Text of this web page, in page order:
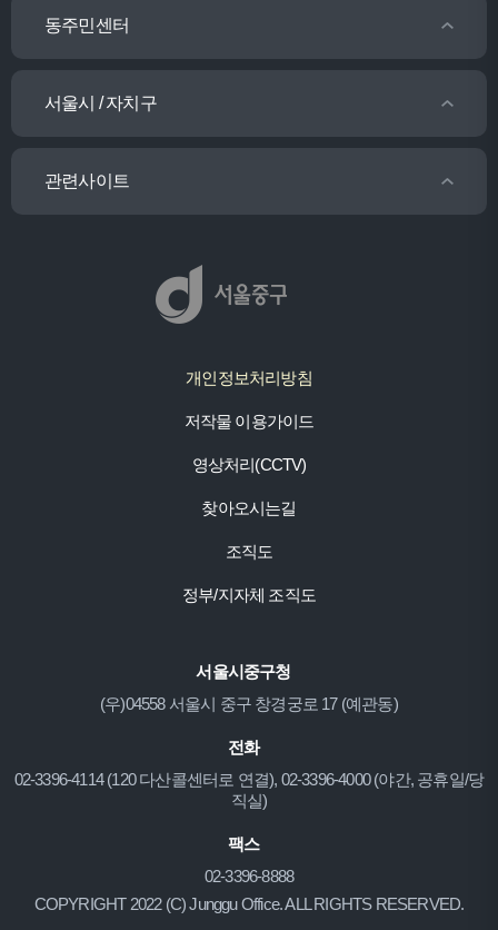
동주민센터
서울시 / 자치구
관련사이트
개인정보처리방침
저작물 이용가이드
영상처리(CCTV)
찾아오시는길
조직도
정부/지자체 조직도
서울시중구청
(우)04558 서울시 중구 창경궁로 17 (예관동)
전화
02-3396-4114 (120 다산콜센터로 연결), 02-3396-4000 (야간, 공휴일/당
직실)
팩스
02-3396-8888
COPYRIGHT 2022 (C) Junggu Office. ALL RIGHTS RESERVED.